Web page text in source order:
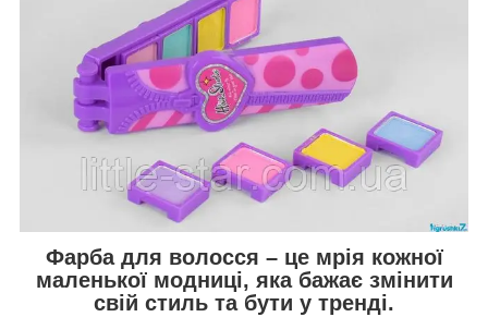
Фарба для волосся – це мрія кожної
маленької модниці, яка бажає змінити
свій стиль та бути у тренді.